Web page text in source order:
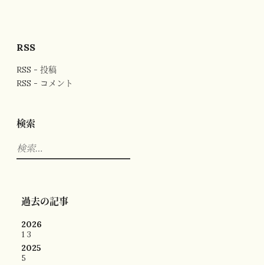
RSS
RSS - 投稿
RSS - コメント
検索
検
索:
過去の記事
2026
1 3
2025
5